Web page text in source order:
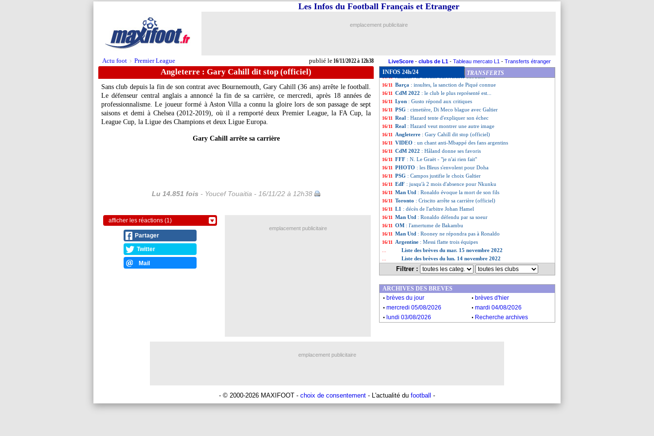
Actu foot > Premier League publié le16/11/2022 à 12h38
Les Infos du Football Français et Etranger
emplacement publicitaire
LiveScore - clubs de L1 - Tableau mercato L1 - Transferts étranger
Angleterre : Gary Cahill dit stop (officiel)
Sans club depuis la fin de son contrat avec Bournemouth, Gary Cahill (36 ans) arrête le football.
Le défenseur central anglais a annoncé la fin de sa carrière, ce mercredi, après 18 années de
professionnalisme. Le joueur formé à Aston Villa a connu la gloire lors de son passage de sept
saisons et demi à Chelsea (2012-2019), où il a remporté deux Premier League, la FA Cup, la
League Cup, la Ligue des Champions et deux Ligue Europa.
Gary Cahill arrête sa carrière
Lu 14.851 fois - Youcef Touaitia - 16/11/22 à 12h38
afficher les réactions (1)
Partager
Twitter
Mail
INFOS 24h/24 TRANSFERTS
16/11 Lyon: un cador italien n'oublie pas Aouar
16/11 Barça: après Piqué, Lewandowski prend cher
16/11 Amical
16/11 PSG: deux matchs amicaux en décembre
16/11 OM: retour de la piste M. Thuram ?
: la Croatie bat l'Arabie Saoudite
16/11 Barça : insultes, la sanction de Piqué connue
16/11 CdM 2022 : le club le plus représenté est...
16/11 Lyon : Gusto répond aux critiques
16/11 PSG : cimetière, Di Meco blague avec Galtier
16/11 Real : Hazard tente d'expliquer son échec
16/11 Real : Hazard veut montrer une autre image
16/11 Angleterre : Gary Cahill dit stop (officiel)
16/11 VIDEO : un chant anti-Mbappé des fans argentins
16/11 CdM 2022 : Håland donne ses favoris
16/11 FFF : N. Le Graët - "je n'ai rien fait"
16/11 PHOTO : les Bleus s'envolent pour Doha
16/11 PSG : Campos justifie le choix Galtier
16/11 EdF : jusqu'à 2 mois d'absence pour Nkunku
16/11 Man Utd : Ronaldo évoque la mort de son fils
16/11 Toronto : Criscito arrête sa carrière (officiel)
16/11 L1 : décès de l'arbitre Johan Hamel
16/11 Man Utd : Ronaldo défendu par sa soeur
16/11 OM : l'amertume de Bakambu
16/11 Man Utd : Rooney ne répondra pas à Ronaldo
16/11 Argentine : Messi flatte trois équipes
Liste des brèves du mar. 15 novembre 2022
Liste des brèves du lun. 14 novembre 2022
Filtrer :
emplacement publicitaire
ARCHIVES DES BREVES
. brèves du jour . brèves d'hier
. mercredi 05/08/2026 . mardi 04/08/2026
. lundi 03/08/2026 . Recherche archives
emplacement publicitaire
- © 2000-2026 MAXIFOOT - choix de consentement - L'actualité du football -